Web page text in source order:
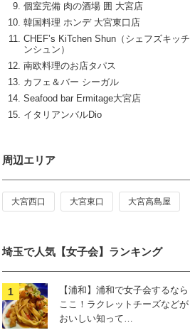
個室完備 肉の酒場 囲 大宮店
韓国料理 ホンデ 大宮東口店
CHEF’s KiTchen Shun（シェフズキッチ
ンシュン）
南欧料理のお店タパス
カフェ＆バー シーガル
Seafood bar Ermitage大宮店
イタリアンバルDio
周辺エリア
大宮西口 大宮東口 大宮高島屋
埼玉で人気【女子会】ランキング
【浦和】浦和で女子会するなら
ここ！ラクレットチーズなどが
おいしい知って…